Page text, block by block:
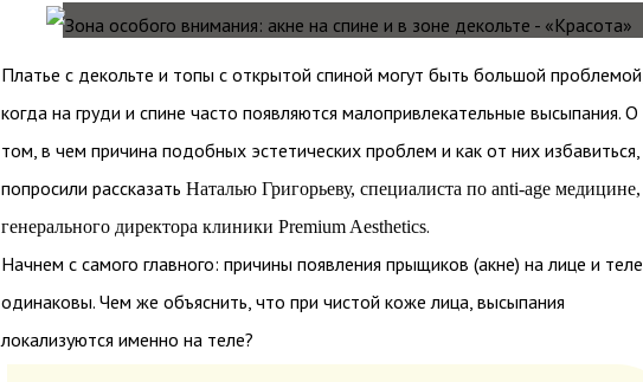
Платье с декольте и топы с открытой спиной могут быть большой
когда на груди и спине часто появляются малопривлекательные высыпания. О
том, в чем причина подобных эстетических проблем и как от них
попросили рассказать Наталью Григорьеву, специалиста по anti-age медицине,
генерального директора клиники Premium Aesthetics.
Начнем с самого главного: причины появления прыщиков (акне) на лице и теле
одинаковы. Чем же объяснить, что при чистой коже лица, высыпания
локализуются именно на теле?